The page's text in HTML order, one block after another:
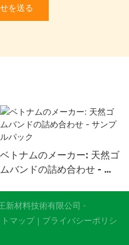
を送る
ベトナムのメ​​ーカー: 天然ゴ
ムバンドの詰め合わせ - サ
新材料技術有限公司 -
マップ | プライバシーポリシ